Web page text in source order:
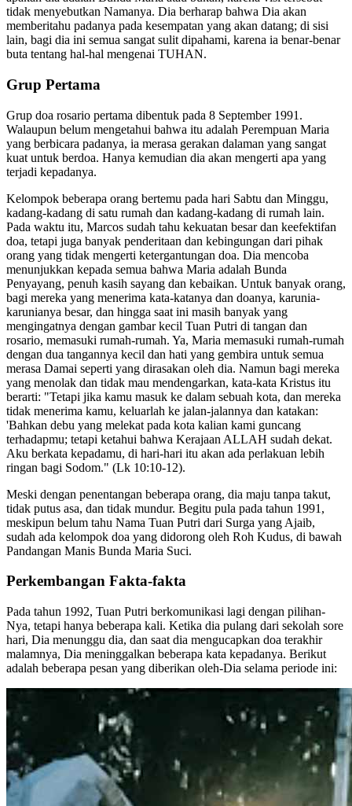
tidak menyebutkan Namanya. Dia berharap bahwa Dia akan
memberitahu padanya pada kesempatan yang akan datang; di sisi
lain, bagi dia ini semua sangat sulit dipahami, karena ia benar-benar
buta tentang hal-hal mengenai TUHAN.
Grup Pertama
Grup doa rosario pertama dibentuk pada 8 September 1991.
Walaupun belum mengetahui bahwa itu adalah Perempuan Maria
yang berbicara padanya, ia merasa gerakan dalaman yang sangat
kuat untuk berdoa. Hanya kemudian dia akan mengerti apa yang
terjadi kepadanya.
Kelompok beberapa orang bertemu pada hari Sabtu dan Minggu,
kadang-kadang di satu rumah dan kadang-kadang di rumah lain.
Pada waktu itu, Marcos sudah tahu kekuatan besar dan keefektifan
doa, tetapi juga banyak penderitaan dan kebingungan dari pihak
orang yang tidak mengerti ketergantungan doa. Dia mencoba
menunjukkan kepada semua bahwa Maria adalah Bunda
Penyayang, penuh kasih sayang dan kebaikan. Untuk banyak orang,
bagi mereka yang menerima kata-katanya dan doanya, karunia-
karunianya besar, dan hingga saat ini masih banyak yang
mengingatnya dengan gambar kecil Tuan Putri di tangan dan
rosario, memasuki rumah-rumah. Ya, Maria memasuki rumah-rumah
dengan dua tangannya kecil dan hati yang gembira untuk semua
merasa Damai seperti yang dirasakan oleh dia. Namun bagi mereka
yang menolak dan tidak mau mendengarkan, kata-kata Kristus itu
berarti: "Tetapi jika kamu masuk ke dalam sebuah kota, dan mereka
tidak menerima kamu, keluarlah ke jalan-jalannya dan katakan:
'Bahkan debu yang melekat pada kota kalian kami guncang
terhadapmu; tetapi ketahui bahwa Kerajaan ALLAH sudah dekat.
Aku berkata kepadamu, di hari-hari itu akan ada perlakuan lebih
ringan bagi Sodom." (Lk 10:10-12).
Meski dengan penentangan beberapa orang, dia maju tanpa takut,
tidak putus asa, dan tidak mundur. Begitu pula pada tahun 1991,
meskipun belum tahu Nama Tuan Putri dari Surga yang Ajaib,
sudah ada kelompok doa yang didorong oleh Roh Kudus, di bawah
Pandangan Manis Bunda Maria Suci.
Perkembangan Fakta-fakta
Pada tahun 1992, Tuan Putri berkomunikasi lagi dengan pilihan-
Nya, tetapi hanya beberapa kali. Ketika dia pulang dari sekolah sore
hari, Dia menunggu dia, dan saat dia mengucapkan doa terakhir
malamnya, Dia meninggalkan beberapa kata kepadanya. Berikut
adalah beberapa pesan yang diberikan oleh-Dia selama periode ini: